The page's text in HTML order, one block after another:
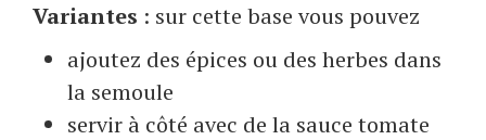
Variantes : sur cette base vous pouvez
ajoutez des épices ou des herbes dans
la semoule
servir à côté avec de la sauce tomate